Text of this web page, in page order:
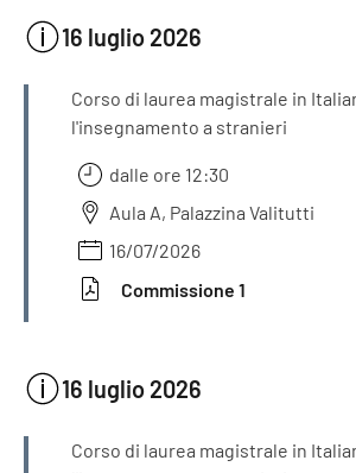
16 luglio 2026
INFORMAZIONI
Corso di laurea magistrale in
l'insegnamento a stranieri
dalle ore 12:30
Aula A, Palazzina Valitutti
16/07/2026
Commissione 1
16 luglio 2026
INFORMAZIONI
Corso di laurea magistrale in